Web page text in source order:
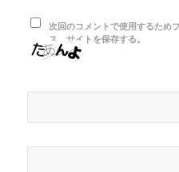
次回のコメントで使用するため
ス、サイトを保存する。